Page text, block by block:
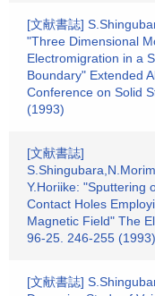
[文献書誌]
"Three Dimensional
Electromigration in a
Boundary" Extended
Conference on Solid
(1993)
[文献書誌]
Y.Horiike: "Sputtering
Contact Holes
Magnetic Field" The
96-25. 246-255 (1993)
[文献書誌]